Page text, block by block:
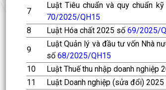
7
Luật Tiêu chuẩn và quy chuẩn
70/2025/QH15
8 Luật Hóa chất 2025 số 69/2025/
9
Luật Quản lý và đầu tư vốn Nhà
số 68/2025/QH15
10 Luật Thuế thu nhập doanh nghiệp
11
Luật Doanh nghiệp (sửa đổi)